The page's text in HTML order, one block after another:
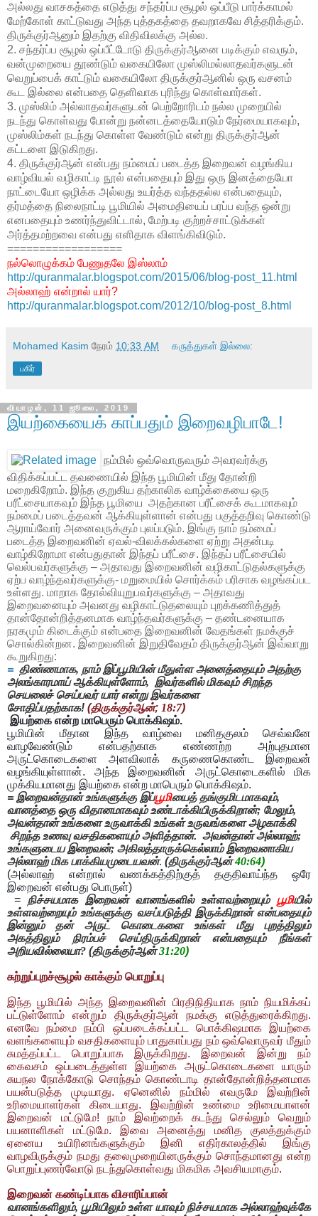
அல்லது வாசகத்தை எடுத்து சந்தர்ப்ப சூழல் ஒப்பீடு பார்க்காமல்
மேற்கோள் காட்டுவது அந்த புத்தகத்தை தவறாகவே சித்தரிக்கும்.
திருக்குர்ஆனும் இதற்கு விதிவிலக்கு அல்ல.
2. சந்தர்ப்ப சூழல் ஒப்பீட்டோடு திருக்குர்ஆனை படிக்கும் எவரும்,
வன்முறையை தூண்டும் வகையிலோ முஸ்லிமல்லாதவர்களுடன்
வெறுப்பைக் காட்டும் வகையிலோ திருக்குர்ஆனில் ஒரு வசனம்
கூட இல்லை என்பதை தெளிவாக புரிந்து கொள்வார்கள்.
3. முஸ்லிம் அல்லாதவர்களுடன் பெற்றோரிடம் நல்ல முறையில்
நடந்து கொள்வது போன்று நன்னடத்தையோடும் நேர்மையாகவும்,
முஸ்லிம்கள் நடந்து கொள்ள வேண்டும் என்று திருக்குர்ஆன்
கட்டளை இடுகிறது.
4. திருக்குர்ஆன் என்பது நம்மைப் படைத்த இறைவன் வழங்கிய
வாழ்வியல் வழிகாட்டி நூல் என்பதையும் இது ஒரு இனத்தையோ
நாட்டையோ ஒழிக்க அல்லது உயர்த்த வந்ததல்ல என்பதையும்,
தர்மத்தை நிலைநாட்டி பூமியில் அமைதியைப் பரப்ப வந்த ஒன்று
எனபதையும் உணர்ந்துவிட்டால், மேற்படி குற்றச்சாட்டுக்கள்
அர்த்தமற்றவை என்பது எளிதாக விளங்கிவிடும்.
==================
நல்லொழுக்கம் பேணுதலே இஸ்லாம்
http://quranmalar.blogspot.com/2015/06/blog-post_11.html
அல்லாஹ் என்றால் யார்?
http://quranmalar.blogspot.com/2012/10/blog-post_8.html
Mohamed Kasim நேரம் 10:33 AM கருத்துகள் இல்லை:
பகிர்
வியாழன், 11 ஜூலை, 2019
இயற்கையைக் காப்பதும் இறைவழிபாடே!
நம்மில் ஒவ்வொருவரும் அவரவர்க்கு
விதிக்கப்பட்ட தவணையில் இந்த பூமியின் மீது தோன்றி
மறைகிறோம். இந்த குறுகிய தற்காலிக வாழ்க்கையை ஒரு
பரீட்சையாகவும் இந்த பூமியை அதற்கான பரீட்சைக் கூடமாகவும்
நம்மைப் படைத்தவன் ஆக்கியுள்ளான் என்பது பகுத்தறிவு கொண்டு
ஆராய்வோர் அனைவருக்கும் புலப்படும். இங்கு நாம் நம்மைப்
படைத்த இறைவனின் ஏவல்-விலக்கல்களை ஏற்று அதன்படி
வாழ்கிறோமா என்பதுதான் இந்தப் பரீட்சை. இந்தப் பரீட்சையில்
வெல்பவர்களுக்கு – அதாவது இறைவனின் வழிகாட்டுதல்களுக்கு
ஏற்ப வாழ்ந்தவர்களுக்கு- மறுமையில் சொர்க்கம் பரிசாக வழங்கப்பட
உள்ளது. மாறாக தோல்வியுறுபவர்களுக்கு – அதாவது
இறைவனையும் அவனது வழிகாட்டுதலையும் புறக்கணித்துத்
தான்தோன்றித்தனமாக வாழ்ந்தவர்களுக்கு – தண்டனையாக
நரகமும் கிடைக்கும் என்பதை இறைவனின் வேதங்கள் நமக்குச்
சொல்கின்றன. இறைவனின் இறுதிவேதம் திருக்குர்ஆன் இவ்வாறு
கூறுகிறது:
= திண்ணமாக, நாம் இப்பூமியின் மீதுள்ள அனைத்தையும் அதற்கு
அலங்காரமாய் ஆக்கியுள்ளோம், இவர்களில் மிகவும் சிறந்த
செயலைச் செய்பவர் யார் என்று இவர்களை
சோதிப்பதற்காக! (திருக்குர்ஆன்; 18:7)
இயற்கை என்ற மாபெரும் பொக்கிஷம்.
பூமியின் மீதான இந்த வாழ்வை மனிதகுலம் செவ்வனே
வாழவேண்டும் என்பதற்காக எண்ணற்ற அற்புதமான
அருட்கொடைகளை அளவிலாக் கருணைகொண்ட இறைவன்
வழங்கியுள்ளான். அந்த இறைவனின் அருட்கொடைகளில் மிக
முக்கியமானது இயற்கை என்ற மாபெரும் பொக்கிஷம்.
= இறைவன்தான் உங்களுக்கு இப்பூமியைத் தங்குமிடமாகவும்,
வானத்தை ஒரு விதானமாகவும் உண்டாக்கியிருக்கிறான்; மேலும்,
அவன்தான் உங்களை உருவாக்கி உங்கள் உருவங்களை அழகாக்கி
சிறந்த உணவு வசதிகளையும் அளித்தான். அவன்தான் அல்லாஹ்;
உங்களுடைய இறைவன்; அகிலத்தாருக்கெல்லாம் இறைவனாகிய
அல்லாஹ் மிக பாக்கியமுடையவன். (திருக்குர்ஆன் 40:64)
(அல்லாஹ் என்றால் வணக்கத்திற்குத் தகுதிவாய்ந்த ஒரே
இறைவன் என்பது பொருள்)
= நிச்சயமாக இறைவன் வானங்களில் உள்ளவற்றையும் பூமியில்
உள்ளவற்றையும் உங்களுக்கு வசப்படுத்தி இருக்கிறான் என்பதையும்
இன்னும் தன் அருட் கொடைகளை உங்கள் மீது புறத்திலும்
அகத்திலும் நிரம்பச் செய்திருக்கிறான் என்பதையும் நீங்கள்
அறியவில்லையா? (திருக்குர்ஆன்31:20)
சுற்றுப்புறச்சூழல் காக்கும் பொறுப்பு
இந்த பூமியில் அந்த இறைவனின் பிரதிநிதியாக நாம் நியமிக்கப்
பட்டுள்ளோம் என்றும் திருக்குர்ஆன் நமக்கு எடுத்துரைக்கிறது.
எனவே நம்மை நம்பி ஒப்படைக்கப்பட்ட பொக்கிஷமாக இயற்கை
வளங்களையும் வசதிகளையும் பாதுகாப்பது நம் ஒவ்வொருவர் மீதும்
சுமத்தப்பட்ட பொறுப்பாக இருக்கிறது. இறைவன் இன்று நம்
கைவசம் ஒப்படைத்துள்ள இயற்கை அருட்கொடைகளை யாரும்
சுயநல நோக்கோடு சொந்தம் கொண்டாடி தான்தோன்றித்தனமாக
பயன்படுத்த முடியாது. ஏனெனில் நம்மில் எவருமே இவற்றின்
உரிமையாளர்கள் கிடையாது. இவற்றின் உண்மை உரிமையாளன்
இறைவன் மட்டுமே! நாம் இவற்றைக் கடந்து செல்லும் வெறும்
பயனாளிகள் மட்டுமே. இவை அனைத்து மனித குலத்துக்கும்
ஏனைய உயிரினங்களுக்கும் இனி எதிர்காலத்தில் இங்கு
வாழவிருக்கும் நமது தலைமுறையினருக்கும் சொந்தமானது என்ற
பொறுப்புணர்வோடு நடந்துகொள்வது மிகமிக அவசியமாகும்.
இறைவன் கண்டிப்பாக விசாரிப்பான்
வானங்களிலும்,பூமியிலும் உள்ள யாவும் நிச்சயமாக அல்லாஹ்வுக்கே